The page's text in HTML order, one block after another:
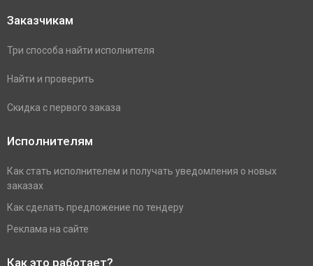
Заказчикам
Три способа найти исполнителя
Найти и проверить
Скидка с первого заказа
Исполнителям
Как стать исполнителем и получать уведомления о новых
заказах
Как сделать предложение по тендеру
Реклама на сайте
Как это работает?